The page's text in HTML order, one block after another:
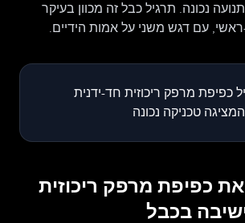
נכונה. תרגיל כבל זה מכוון בעיקר
עם דגש משני על אמות הידיים.
כפיפת מרפק ריכוזית
בכבל